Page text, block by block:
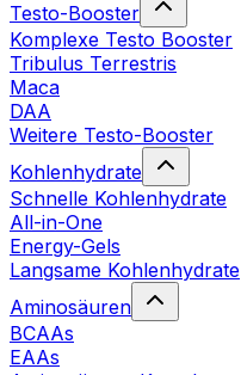
Testo-Booster
Komplexe Testo Booster
Tribulus Terrestris
Maca
DAA
Weitere Testo-Booster
Kohlenhydrate
Schnelle Kohlenhydrate
All-in-One
Energy-Gels
Langsame Kohlenhydrate
Aminosäuren
BCAAs
EAAs